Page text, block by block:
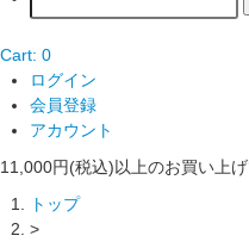
Cart: 0
ログイン
会員登録
アカウント
11,000円(税込)以上のお買い上
トップ
>